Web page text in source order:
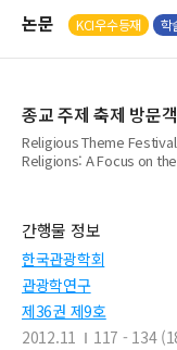
논문 KCI우수등재 학
종교 주제 축제 방문
Religious Theme
Religions: A Focus on
간행물 정보
한국관광학회
관광학연구
제36권 제9호
2012.11
117 - 134